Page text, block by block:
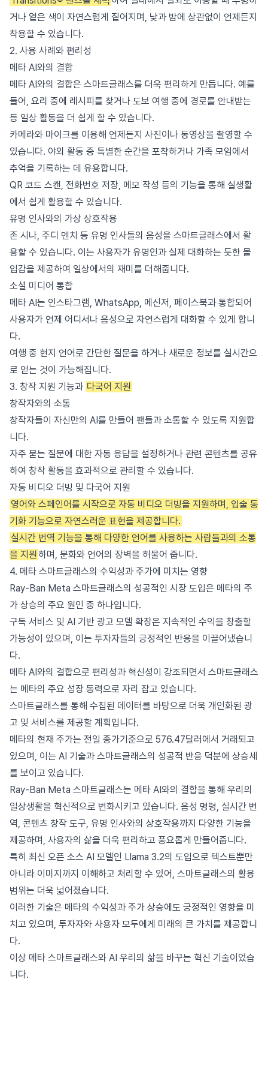
거나 옅은 색이 자연스럽게 짙어지며, 낮과 밤에 상관없이 언제든지
착용할 수 있습니다.
2. 사용 사례와 편리성
메타 AI와의 결합
메타 AI와의 결합은 스마트글래스를 더욱 편리하게 만듭니다. 예를
들어, 요리 중에 레시피를 찾거나 도보 여행 중에 경로를 안내받는
등 일상 활동을 더 쉽게 할 수 있습니다.
카메라와 마이크를 이용해 언제든지 사진이나 동영상을 촬영할 수
있습니다. 야외 활동 중 특별한 순간을 포착하거나 가족 모임에서
추억을 기록하는 데 유용합니다.
QR 코드 스캔, 전화번호 저장, 메모 작성 등의 기능을 통해 실생활
에서 쉽게 활용할 수 있습니다.
유명 인사와의 가상 상호작용
존 시나, 주디 덴치 등 유명 인사들의 음성을 스마트글래스에서 활
용할 수 있습니다. 이는 사용자가 유명인과 실제 대화하는 듯한 몰
입감을 제공하여 일상에서의 재미를 더해줍니다.
소셜 미디어 통합
메타 AI는 인스타그램, WhatsApp, 메신저, 페이스북과 통합되어
사용자가 언제 어디서나 음성으로 자연스럽게 대화할 수 있게 합니
다.
여행 중 현지 언어로 간단한 질문을 하거나 새로운 정보를 실시간으
로 얻는 것이 가능해집니다.
3. 창작 지원 기능과 다국어 지원
창작자와의 소통
창작자들이 자신만의 AI를 만들어 팬들과 소통할 수 있도록 지원합
니다.
자주 묻는 질문에 대한 자동 응답을 설정하거나 관련 콘텐츠를 공유
하여 창작 활동을 효과적으로 관리할 수 있습니다.
자동 비디오 더빙 및 다국어 지원
영어와 스페인어를 시작으로 자동 비디오 더빙을 지원하며, 입술 동
기화 기능으로 자연스러운 표현을 제공합니다.
실시간 번역 기능을 통해 다양한 언어를 사용하는 사람들과의 소통
을 지원하며, 문화와 언어의 장벽을 허물어 줍니다.
4. 메타 스마트글래스의 수익성과 주가에 미치는 영향
Ray-Ban Meta 스마트글래스의 성공적인 시장 도입은 메타의 주
가 상승의 주요 원인 중 하나입니다.
구독 서비스 및 AI 기반 광고 모델 확장은 지속적인 수익을 창출할
가능성이 있으며, 이는 투자자들의 긍정적인 반응을 이끌어냈습니
다.
메타 AI와의 결합으로 편리성과 혁신성이 강조되면서 스마트글래스
는 메타의 주요 성장 동력으로 자리 잡고 있습니다.
스마트글래스를 통해 수집된 데이터를 바탕으로 더욱 개인화된 광
고 및 서비스를 제공할 계획입니다.
메타의 현재 주가는 전일 종가기준으로 576.47달러에서 거래되고
있으며, 이는 AI 기술과 스마트글래스의 성공적 반응 덕분에 상승세
를 보이고 있습니다.
Ray-Ban Meta 스마트글래스는 메타 AI와의 결합을 통해 우리의
일상생활을 혁신적으로 변화시키고 있습니다. 음성 명령, 실시간 번
역, 콘텐츠 창작 도구, 유명 인사와의 상호작용까지 다양한 기능을
제공하며, 사용자의 삶을 더욱 편리하고 풍요롭게 만들어줍니다.
특히 최신 오픈 소스 AI 모델인 Llama 3.2의 도입으로 텍스트뿐만
아니라 이미지까지 이해하고 처리할 수 있어, 스마트글래스의 활용
범위는 더욱 넓어졌습니다.
이러한 기술은 메타의 수익성과 주가 상승에도 긍정적인 영향을 미
치고 있으며, 투자자와 사용자 모두에게 미래의 큰 가치를 제공합니
다.
이상 메타 스마트글래스와 AI 우리의 삶을 바꾸는 혁신 기술이었습
니다.